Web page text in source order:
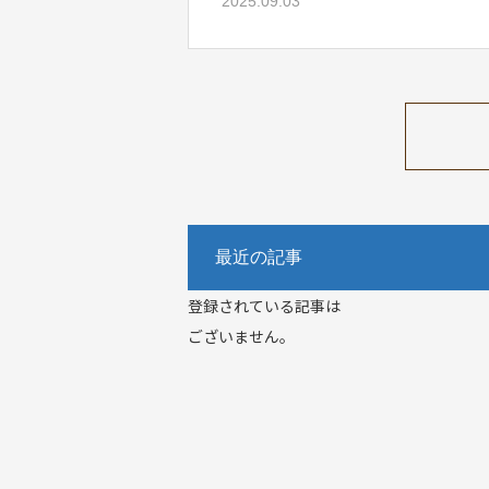
最近の記事
登録されている記事は
ございません。